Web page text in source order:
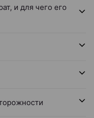
и для чего его